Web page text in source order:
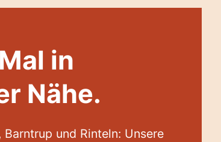
in
Nähe.
Barntrup und Rinteln: Unsere